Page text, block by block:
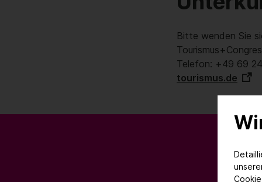
Bitte wenden Sie
Telefon: +49 69
tourismus.de